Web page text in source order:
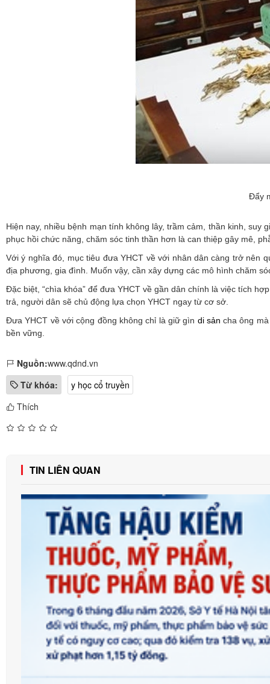
Đẩy
Hiện nay, nhiều bệnh mạn tính không lây, trầm cảm, thần kinh,
phục hồi chức năng, chăm sóc tinh thần hơn là can thiệp gây mê,
Với ý nghĩa đó, mục tiêu đưa YHCT về với nhân dân càng trở nên
địa phương, gia đình. Muốn vậy, cần xây dựng các mô hình chăm
Đặc biệt, “chìa khóa” để đưa YHCT về gần dân chính là việc tích
trả, người dân sẽ chủ động lựa chọn YHCT ngay từ cơ sở.
Đưa YHCT về với cộng đồng không chỉ là giữ gìn di sản cha ông
bền vững.
Nguồn:www.qdnd.vn
Từ khóa:
y học cổ truyền
Thích
TIN LIÊN QUAN